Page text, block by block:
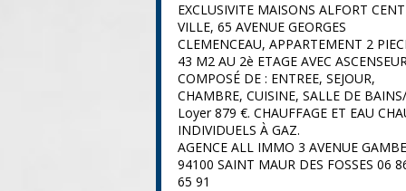
EXCLUSIVITE MAISONS ALFORT
VILLE, 65 AVENUE GEORGES
CLEMENCEAU, APPARTEMENT 2
43 M2 AU 2è ETAGE AVEC
COMPOSÉ DE : ENTREE, SEJOUR,
CHAMBRE, CUISINE, SALLE DE
Loyer 879 €. CHAUFFAGE ET EAU
INDIVIDUELS À GAZ.
AGENCE ALL IMMO 3 AVENUE
94100 SAINT MAUR DES FOSSES 06
65 91